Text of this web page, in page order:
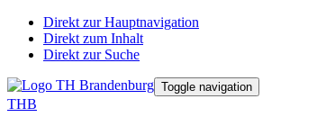
Direkt zur Hauptnavigation
Direkt zum Inhalt
Direkt zur Suche
Toggle navigation
THB